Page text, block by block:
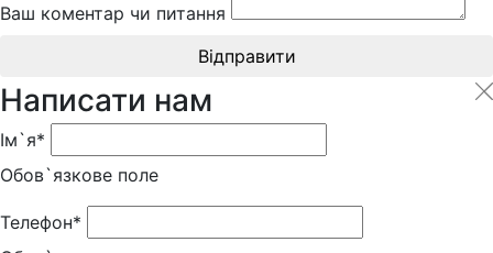
Ваш коментар чи питання
Відправити
Написати нам
Ім`я*
Обов`язкове поле
Телефон*